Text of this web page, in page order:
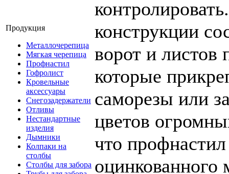
Продукция
Металлочерепица
Мягкая черепица
Профнастил
Гофролист
Кровельные
аксессуары
Снегозадержатели
Отливы
Нестандартные
изделия
Дымники
Колпаки на
столбы
Столбы для забора
конструкции
ворот и листов
которые
саморезы или
цветов
что
оцинкованного